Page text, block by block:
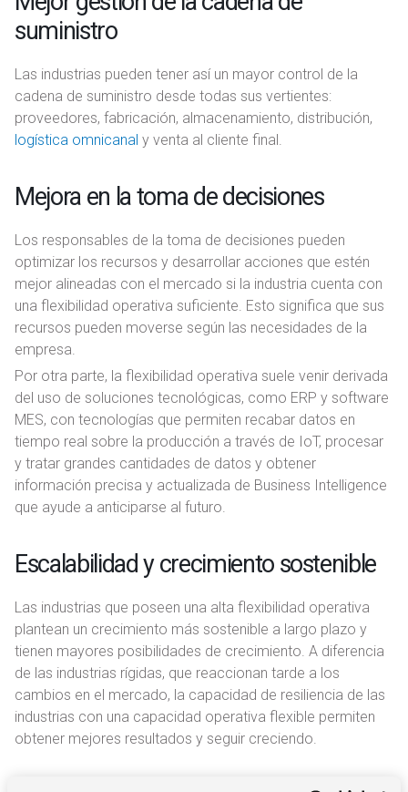
suministro
Las industrias pueden tener así un mayor control de la
cadena de suministro desde todas sus vertientes:
proveedores, fabricación, almacenamiento, distribución,
logística omnicanal y venta al cliente final.
Mejora en la toma de decisiones
Los responsables de la toma de decisiones pueden
optimizar los recursos y desarrollar acciones que estén
mejor alineadas con el mercado si la industria cuenta con
una flexibilidad operativa suficiente. Esto significa que sus
recursos pueden moverse según las necesidades de la
empresa.
Por otra parte, la flexibilidad operativa suele venir derivada
del uso de soluciones tecnológicas, como ERP y software
MES, con tecnologías que permiten recabar datos en
tiempo real sobre la producción a través de IoT, procesar
y tratar grandes cantidades de datos y obtener
información precisa y actualizada de Business Intelligence
que ayude a anticiparse al futuro.
Escalabilidad y crecimiento sostenible
Las industrias que poseen una alta flexibilidad operativa
plantean un crecimiento más sostenible a largo plazo y
tienen mayores posibilidades de crecimiento. A diferencia
de las industrias rígidas, que reaccionan tarde a los
cambios en el mercado, la capacidad de resiliencia de las
industrias con una capacidad operativa flexible permiten
obtener mejores resultados y seguir creciendo.